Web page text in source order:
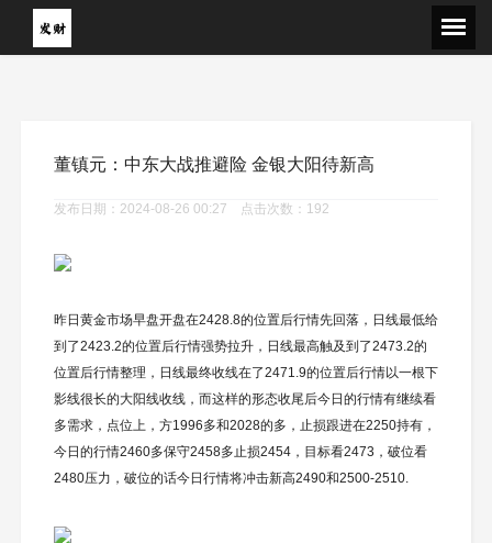
董镇元：中东大战推避险 金银大阳待新高
发布日期：2024-08-26 00:27 点击次数：192
昨日黄金市场早盘开盘在2428.8的位置后行情先回落，日线最低给
到了2423.2的位置后行情强势拉升，日线最高触及到了2473.2的
位置后行情整理，日线最终收线在了2471.9的位置后行情以一根下
影线很长的大阳线收线，而这样的形态收尾后今日的行情有继续看
多需求，点位上，方1996多和2028的多，止损跟进在2250持有，
今日的行情2460多保守2458多止损2454，目标看2473，破位看
2480压力，破位的话今日行情将冲击新高2490和2500-2510.